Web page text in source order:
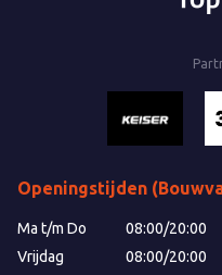
Openingstijden
Ma t/m Do 08:00/20:00
Vrijdag
08:00/20:00